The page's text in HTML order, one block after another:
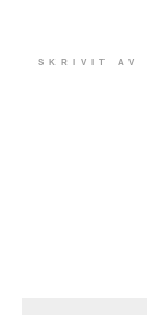
SKRIVIT AV